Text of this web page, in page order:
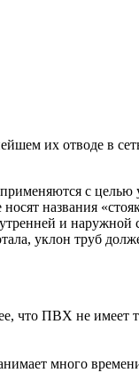
их отводе в
с
названия
и наружной
уклон труб
что ПВХ не
много